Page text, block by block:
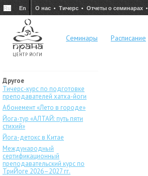
Ru En О нас Тичерс Отчеты о семинарах
Семинары Расписание
Другое
Тичерс-курс по подготовке
преподавателей хатха-йоги
Абонемент «Лето в городе»
Йога-тур «АЛТАЙ: путь пяти
стихий»
Йога-детокс в Китае
Международный
сертификационный
преподавательский курс по
ТриЙоге 2026–2027 гг.